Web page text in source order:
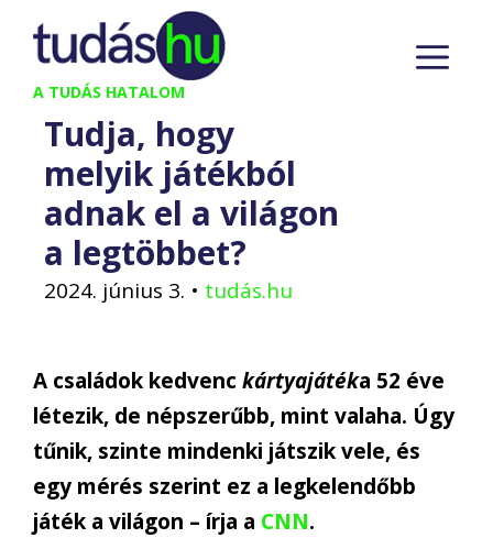
Kilépés
tartalomba
A TUDÁS HATALOM
Tudja, hogy
melyik játékból
adnak el a világon
a legtöbbet?
2024. június 3. • tudás.hu
A családok kedvenc kártyajátéka 52 éve
létezik, de népszerűbb, mint valaha. Úgy
tűnik, szinte mindenki játszik vele, és
egy mérés szerint ez a legkelendőbb
játék a világon – írja a CNN.